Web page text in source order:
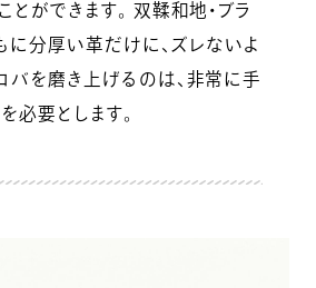
とができます。 双鞣和地・ブラ
に分厚い革だけに、ズレないよ
バを磨き上げるのは、非常に手
必要とします。